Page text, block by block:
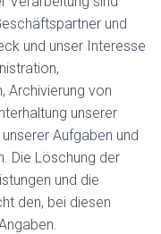
und
und unser Interesse
Archivierung von
unserer
Aufgaben und
Die Löschung der
und die
den, bei diesen